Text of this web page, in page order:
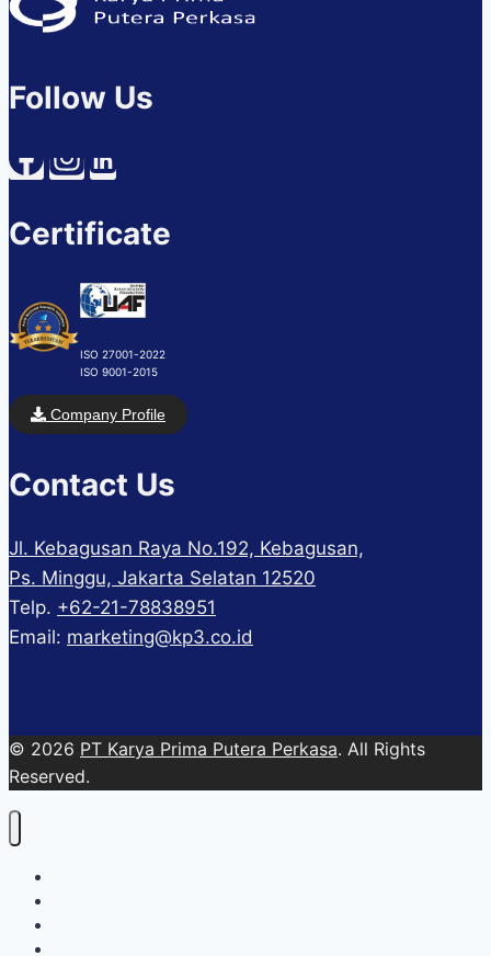
Follow Us
Certificate
ISO 27001-2022
ISO 9001-2015
Company Profile
Contact Us
Jl. Kebagusan Raya No.192, Kebagusan,
Ps. Minggu, Jakarta Selatan 12520
Telp. +62-21-78838951
Email: marketing@kp3.co.id
© 2026 PT Karya Prima Putera Perkasa. All Rights
Reserved.